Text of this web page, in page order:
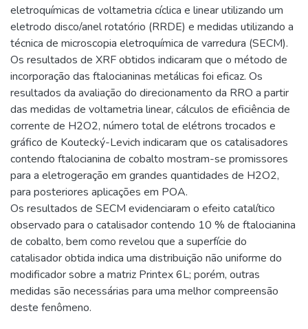
eletroquímicas de voltametria cíclica e linear utilizando um
eletrodo disco/anel rotatório (RRDE) e medidas utilizando a
técnica de microscopia eletroquímica de varredura (SECM).
Os resultados de XRF obtidos indicaram que o método de
incorporação das ftalocianinas metálicas foi eficaz. Os
resultados da avaliação do direcionamento da RRO a partir
das medidas de voltametria linear, cálculos de eficiência de
corrente de H2O2, número total de elétrons trocados e
gráfico de Koutecký-Levich indicaram que os catalisadores
contendo ftalocianina de cobalto mostram-se promissores
para a eletrogeração em grandes quantidades de H2O2,
para posteriores aplicações em POA.
Os resultados de SECM evidenciaram o efeito catalítico
observado para o catalisador contendo 10 % de ftalocianina
de cobalto, bem como revelou que a superfície do
catalisador obtida indica uma distribuição não uniforme do
modificador sobre a matriz Printex 6L; porém, outras
medidas são necessárias para uma melhor compreensão
deste fenômeno.